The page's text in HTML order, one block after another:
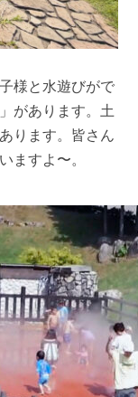
様と水遊びがで
があります。土
ります。皆さん
ますよ〜。